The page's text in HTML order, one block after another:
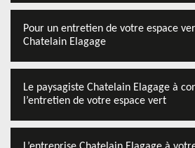
Pour un entretien de votre espace
Chatelain Elagage
Le paysagiste Chatelain Elagage à
l’entretien de votre espace vert